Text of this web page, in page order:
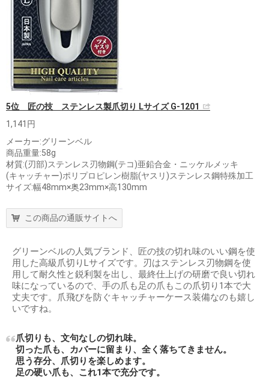
5位 匠の技 ステンレス製爪切り Lサイズ G-1201
1,141円
メーカー:グリーンベル
商品重量:58g
材質:(刃部)ステンレス刃物鋼(テコ)亜鉛合金・ニッケルメッキ
(キャッチャー)ポリプロピレン樹脂(ヤスリ)ステンレス鋼特殊加工
サイズ:幅48mm×奥23mm×高130mm
この商品の通販サイトへ
グリーンベルの人気ブランド、匠の技の切れ味のいい鋼を使
用した高級爪切りLサイズです。刃はステンレス刃物鋼を使
用して耐久性と鋭利製を出し、最終仕上げの研磨で良い切れ
味になっているので、手の爪も足の爪もこの爪切り1本で大
丈夫です。爪飛びを防ぐキャッチャーケース装備なのも嬉し
いですね。
爪切りも、文句なしの切れ味。
切った爪も、カバーに留まり、全く落ちてきません。
思う存分、爪切りを楽しめます。
足の硬い爪も、これ1本で充分です。